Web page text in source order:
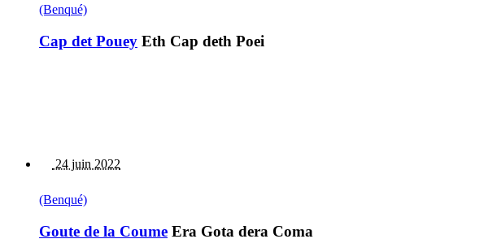
(Benqué)
Cap det Pouey Eth Cap deth Poei
24 juin 2022
(Benqué)
Goute de la Coume Era Gota dera Coma